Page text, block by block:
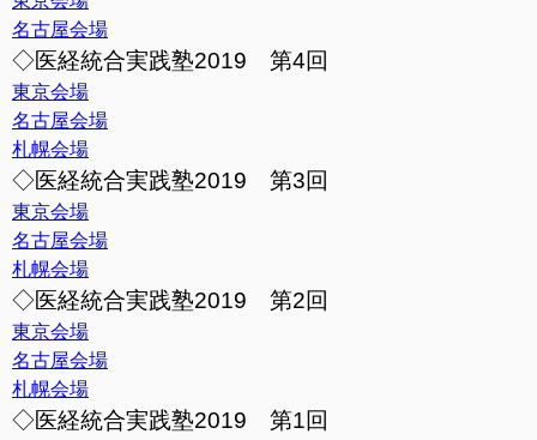
名古屋会場
◇医経統合実践塾2019 第4回
東京会場
名古屋会場
札幌会場
◇医経統合実践塾2019 第3回
東京会場
名古屋会場
札幌会場
◇医経統合実践塾2019 第2回
東京会場
名古屋会場
札幌会場
◇医経統合実践塾2019 第1回